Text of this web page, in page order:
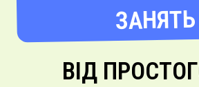
ЗАНЯТЬ
ВІД